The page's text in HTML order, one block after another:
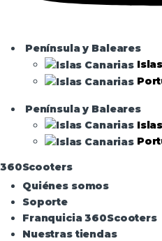
Península y Baleares
Península y Baleares
360Scooters
Quiénes somos
Soporte
Franquicia 360Scooters
Nuestras tiendas